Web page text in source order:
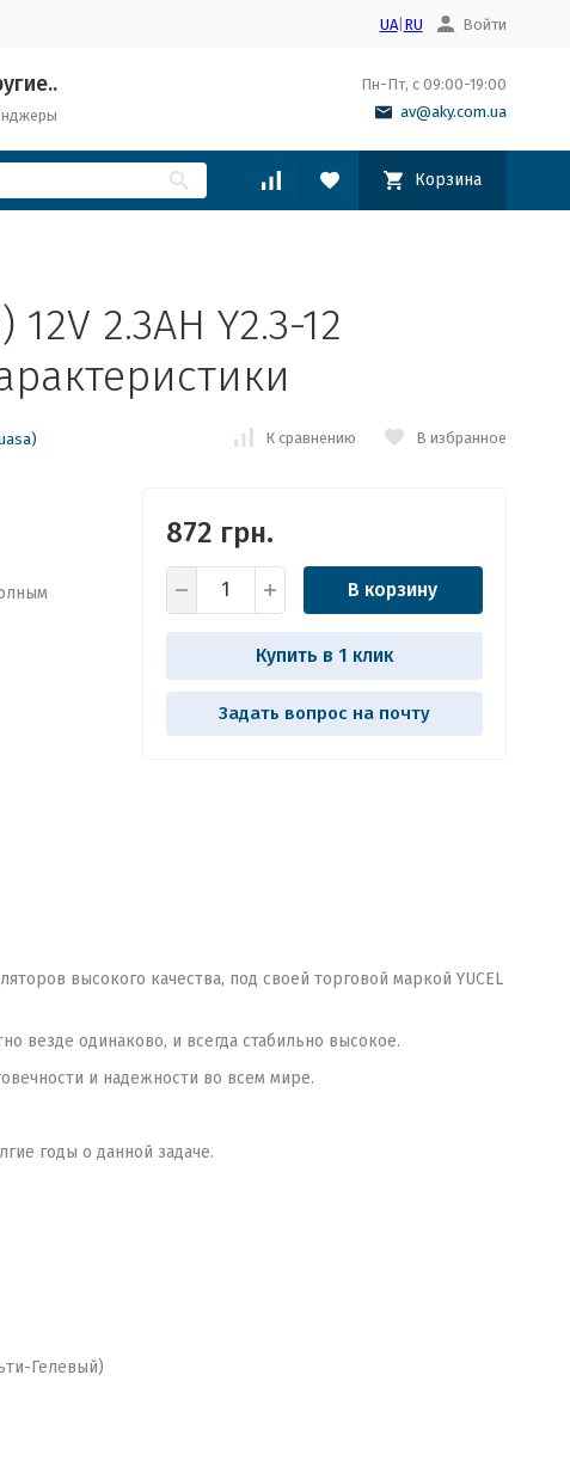
UA| RU Войти
Пн-Пт, с 09:00-19:00
av@aky.com.ua
Корзина
12V 2.3AH Y2.3-12
К сравнению В избранное
872 грн.
В корзину
Купить в 1 клик
Задать вопрос на почту
высокого качества, под своей торговой маркой YUCEL
везде одинаково, и всегда стабильно высокое.
и надежности во всем мире.
годы о данной задаче.
Гелевый)